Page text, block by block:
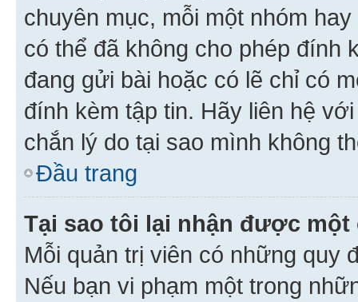
chuyên mục, mỗi một nhóm
có thể đã không cho phép đính
đang gửi bài hoặc có lẽ chỉ có
đính kèm tập tin. Hãy liên hệ
chắn lý do tại sao mình không
Đầu trang
Tại sao tôi lại nhận được một
Mỗi quản trị viên có những quy
Nếu bạn vi phạm một trong